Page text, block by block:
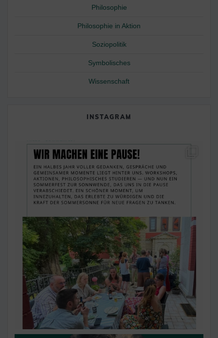
Philosophie
Philosophie in Aktion
Soziopolitik
Symbolisches
Wissenschaft
INSTAGRAM